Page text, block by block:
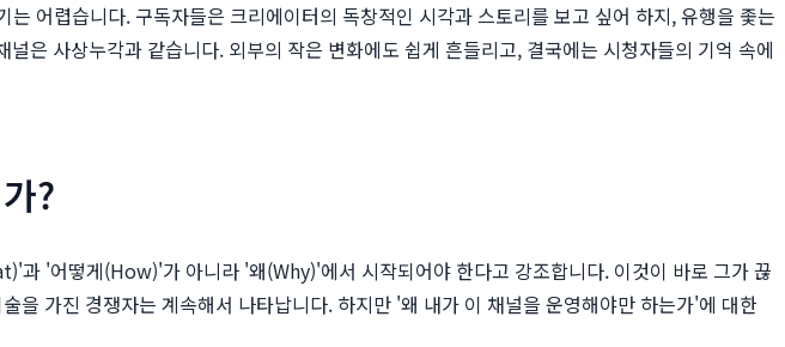
어렵습니다. 구독자들은 크리에이터의 독창적인 시각과 스토리를 보고 싶어 하지, 유행을 좇는
은 사상누각과 같습니다. 외부의 작은 변화에도 쉽게 흔들리고, 결국에는 시청자들의 기억 속에
?
과 '어떻게(How)'가 아니라 '왜(Why)'에서 시작되어야 한다고 강조합니다. 이것이 바로 그가 끊
을 가진 경쟁자는 계속해서 나타납니다. 하지만 '왜 내가 이 채널을 운영해야만 하는가'에 대한